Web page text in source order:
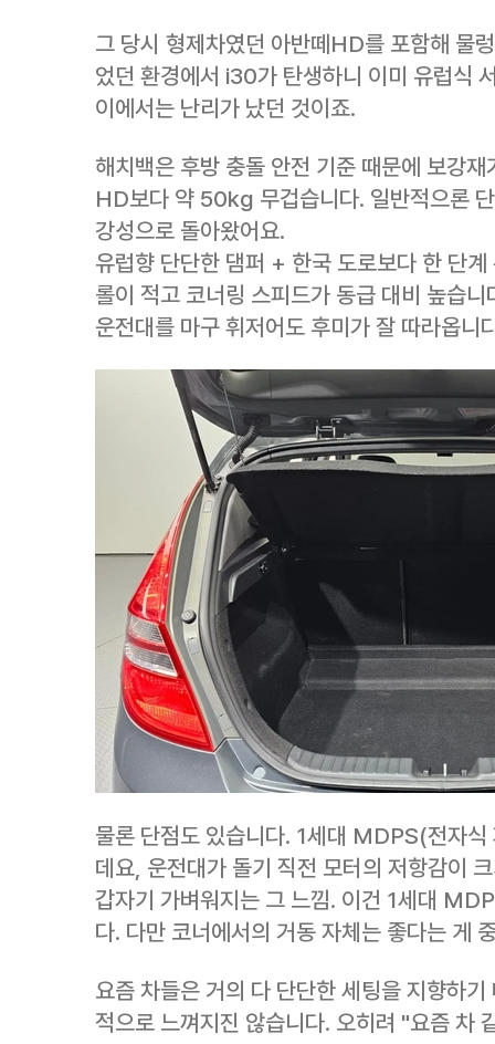
그 당시 형제차였던 아반떼HD를 포함해 물
었던 환경에서 i30가 탄생하니 이미 유럽식
이에서는 난리가 났던 것이죠.
해치백은 후방 충돌 안전 기준 때문에 보강
HD보다 약 50kg 무겁습니다. 일반적으론
강성으로 돌아왔어요.
유럽향 단단한 댐퍼 + 한국 도로보다 한 단계
롤이 적고 코너링 스피드가 동급 대비 높습니
운전대를 마구 휘저어도 후미가 잘 따라옵니
물론 단점도 있습니다. 1세대 MDPS(전자
데요, 운전대가 돌기 직전 모터의 저항감이
갑자기 가벼워지는 그 느낌. 이건 1세대
다. 다만 코너에서의 거동 자체는 좋다는 게
요즘 차들은 거의 다 단단한 세팅을 지향하
적으로 느껴지진 않습니다. 오히려 "요즘 차